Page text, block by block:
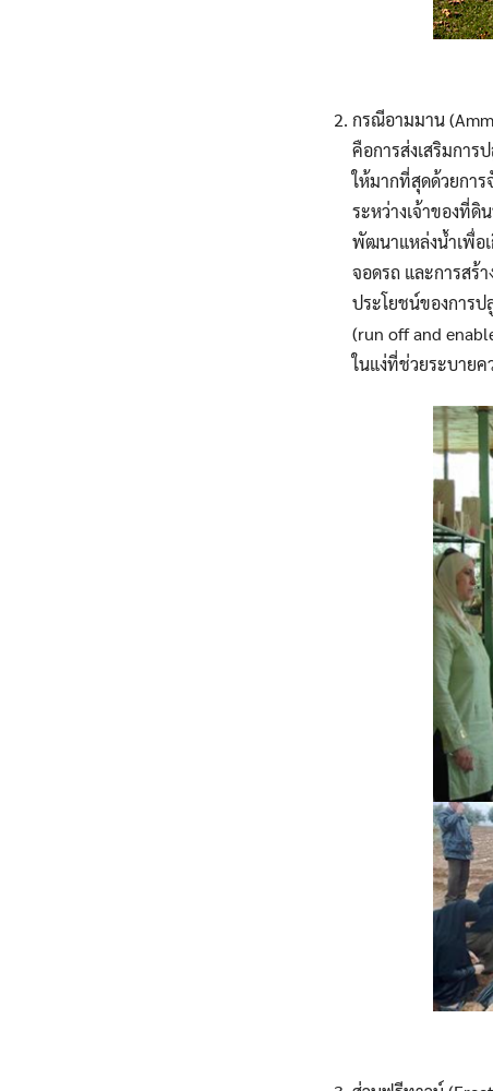
กรณีอามมาน
คือการส่งเสริมการ
ให้มากที่สุดด้วยกา
ระหว่างเจ้าของที่ดิ
พัฒนาแหล่งน้ำเพื่อ
จอดรถ และการสร้
ประโยชน์ของการ
(run off and
ในแง่ที่ช่วยระบาย